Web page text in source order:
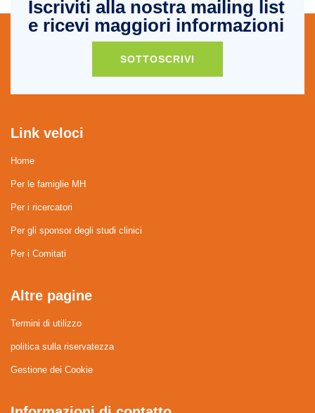
Iscriviti alla nostra mailing list
e ricevi maggiori informazioni
SOTTOSCRIVI
Link veloci
Home
Per le famiglie MH
Per i ricercatori
Per gli sponsor degli studi clinici
Per i Comitati
Altre pagine
Termini di utilizzo
politica sulla riservatezza
Gestione dei Cookie